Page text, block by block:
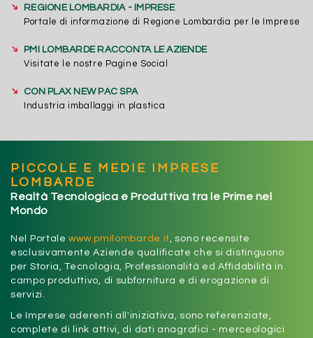
➔
REGIONE LOMBARDIA - IMPRESE
Portale di informazione di Regione Lombardia per le Imprese
➔
PMI LOMBARDE RACCONTA LE AZIENDE
Visitate le nostre Pagine Social
➔
CON PLAX NEW PAC SPA
Industria imballaggi in plastica
PICCOLE E MEDIE IMPRESE
LOMBARDE
Realtà Tecnologica e Produttiva tra le Prime nel
Mondo
Nel Portalewww.pmilombarde.it, sono recensite
esclusivamente Aziende qualificate che si distinguono
per Storia, Tecnologia, Professionalità ed Affidabilità in
campo produttivo, di subfornitura e di erogazione di
servizi.
Le Imprese aderenti all'iniziativa, sono referenziate,
complete di link attivi, di dati anagrafici - merceologici